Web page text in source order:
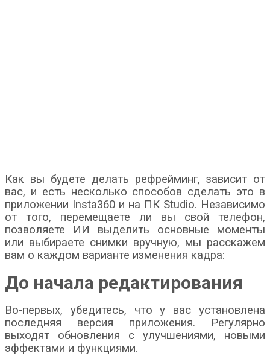
Как вы будете делать рефрейминг, зависит от
вас, и есть несколько способов сделать это в
приложении Insta360 и на ПК Studio. Независимо
от того, перемещаете ли вы свой телефон,
позволяете ИИ выделить основные моменты
или выбираете снимки вручную, мы расскажем
вам о каждом варианте изменения кадра:
До начала редактирования
Во-первых, убедитесь, что у вас установлена
последняя версия приложения. Регулярно
выходят обновления с улучшениями, новыми
эффектами и функциями.